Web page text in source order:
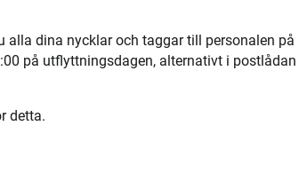
dina nycklar och taggar till personalen på
på utflyttningsdagen, alternativt i postlådan
detta.